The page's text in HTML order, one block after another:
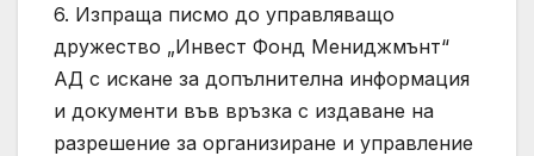
6. Изпраща писмо до управляващо
дружество „Инвест Фонд Мениджмънт“
АД с искане за допълнителна информация
и документи във връзка с издаване на
разрешение за организиране и управление